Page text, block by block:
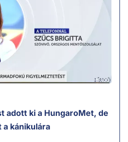
adott ki a HungaroMet, de
a kánikulára